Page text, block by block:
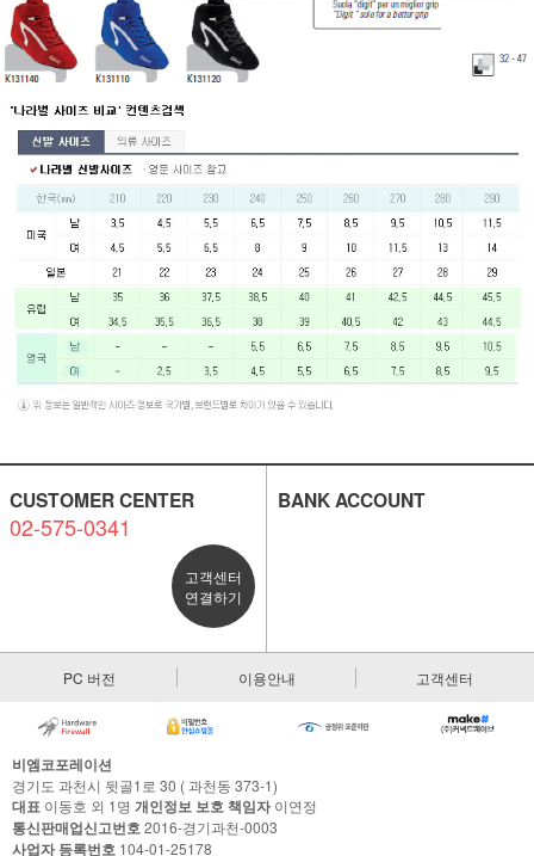
CUSTOMER CENTER
02-575-0341
고객센터
연결하기
BANK ACCOUNT
PC 버전 이용안내 고객센터
비엠코포레이션
경기도 과천시 뒷골1로 30 ( 과천동 373-1)
대표 이동호 외 1명 개인정보 보호 책임자이연정
통신판매업신고번호2016-경기과천-0003
사업자 등록번호 104-01-25178